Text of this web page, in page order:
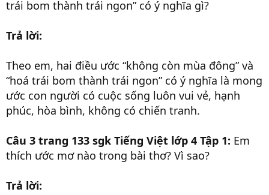
trái bom thành trái ngon” có ý nghĩa gì?
Trả lời:
Theo em, hai điều ước “không còn mùa đông” và
“hoá trái bom thành trái ngon” có ý nghĩa là mong
ước con người có cuộc sống luôn vui vẻ, hạnh
phúc, hòa bình, không có chiến tranh.
Câu 3 trang 133 sgk Tiếng Việt lớp 4 Tập 1: Em
thích ước mơ nào trong bài thơ? Vì sao?
Trả lời: